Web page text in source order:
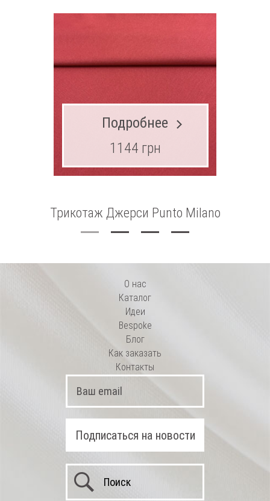
Трикотаж Джерси Punto Milano
Подробнее
1144 грн
О нас
Каталог
Идеи
Bespoke
Блог
Как заказать
Контакты